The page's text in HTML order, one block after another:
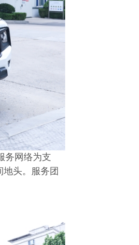
务网络为支
头。服务团